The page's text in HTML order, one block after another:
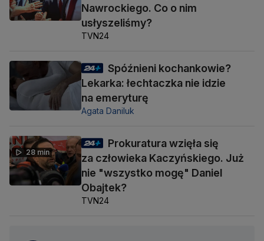
Nawrockiego. Co o nim
usłyszeliśmy?
TVN24
Spóźnieni kochankowie?
Lekarka: łechtaczka nie idzie
na emeryturę
Agata Daniluk
28 min
Prokuratura wzięła się
za człowieka Kaczyńskiego. Już
nie "wszystko mogę" Daniel
Obajtek?
TVN24